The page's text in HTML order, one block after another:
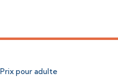
Prix ​​pour adulte